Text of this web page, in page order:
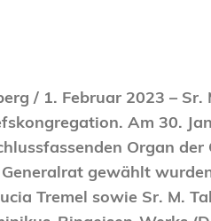
/ 1. Februar 2023 –
Am 30.
Organ
gewählt
Tremel sowie Sr. M.